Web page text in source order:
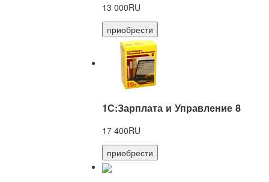
13 000RU
приобрести
1С:Зарплата и Управление 8
17 400RU
приобрести